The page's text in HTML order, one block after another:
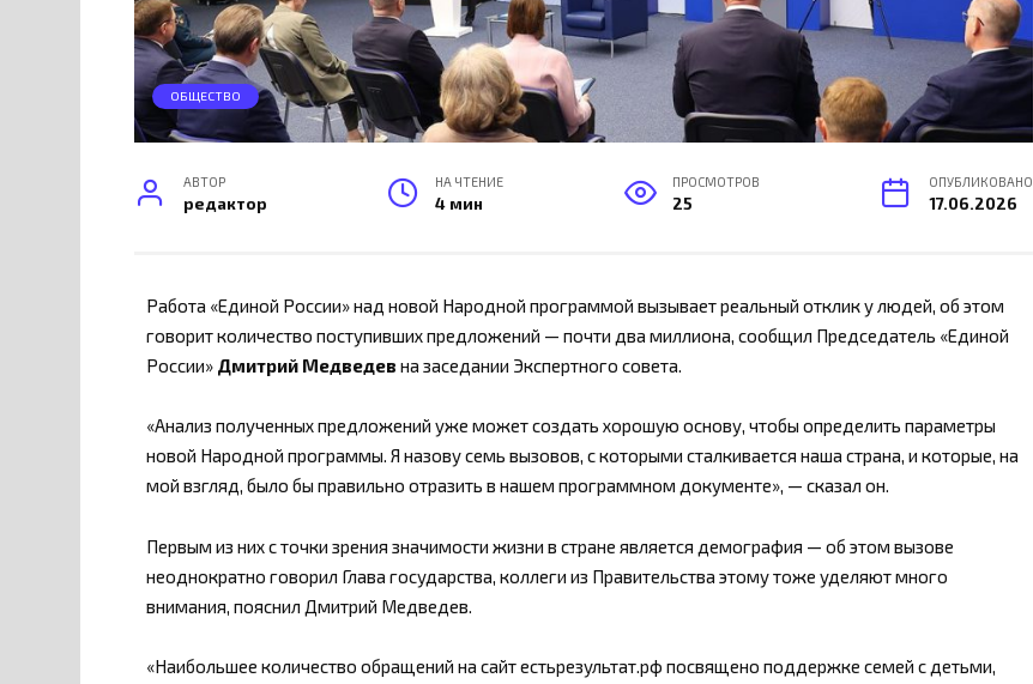
ОБЩЕСТВО
АВТОР
редактор
НА ЧТЕНИЕ
4 мин
ПРОСМОТРОВ
25
ОПУБЛИКОВАНО
17.06.2026
Работа «Единой России» над новой Народной программой вызывает реальный отклик у людей, об этом
говорит количество поступивших предложений — почти два миллиона, сообщил Председатель «Единой
России» Дмитрий Медведев на заседании Экспертного совета.
«Анализ полученных предложений уже может создать хорошую основу, чтобы определить параметры
новой Народной программы. Я назову семь вызовов, с которыми сталкивается наша страна, и которые, на
мой взгляд, было бы правильно отразить в нашем программном документе», — сказал он.
Первым из них с точки зрения значимости жизни в стране является демография — об этом вызове
неоднократно говорил Глава государства, коллеги из Правительства этому тоже уделяют много
внимания, пояснил Дмитрий Медведев.
«Наибольшее количество обращений на сайт естьрезультат.рф посвящено поддержке семей с детьми,